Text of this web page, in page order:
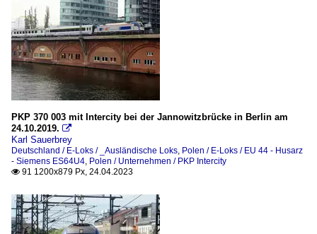
PKP 370 003 mit Intercity bei der Jannowitzbrücke in Berlin am
24.10.2019. 
Karl Sauerbrey
Deutschland / E-Loks / _Ausländische Loks, Polen / E-Loks / EU 44 - Husarz
- Siemens ES64U4, Polen / Unternehmen / PKP Intercity
 91 1200x879 Px, 24.04.2023